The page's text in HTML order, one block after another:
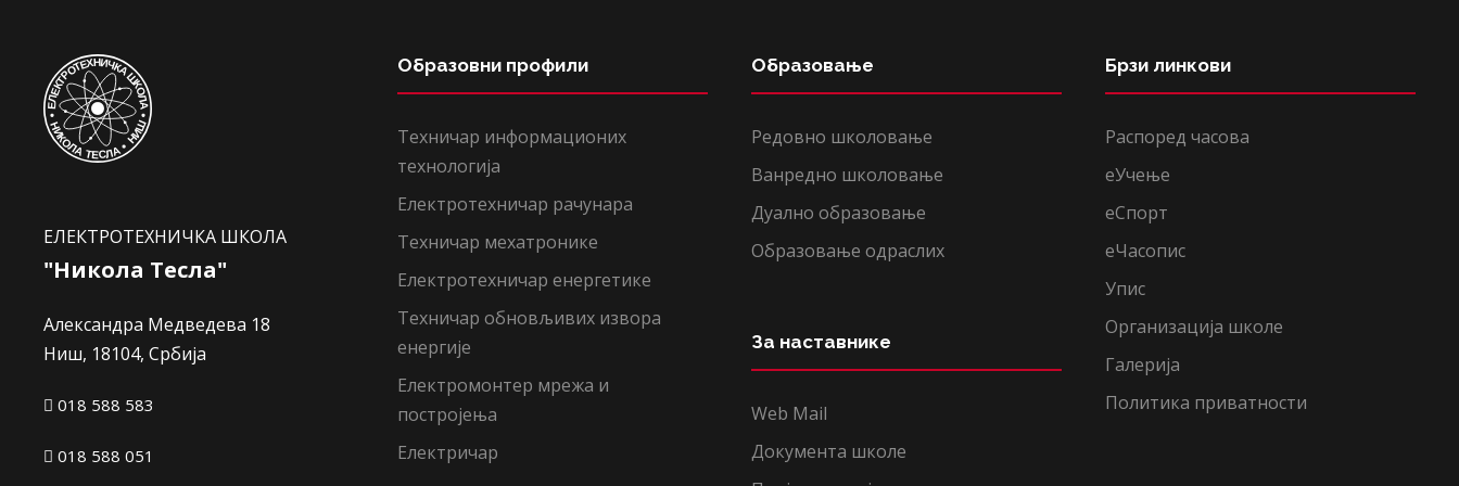
ЕЛЕКТРОТЕХНИЧКА ШКОЛА
"Никола Тесла"
Александра Медведева 18
Ниш, 18104, Србија
018 588 583
018 588 051
Образовни профили
Техничар информационих
технологија
Електротехничар рачунара
Техничар мехатронике
Електротехничар енергетике
Техничар обновљивих извора
енергије
Електромонтер мрежа и
постројења
Електричар
Образовање
Редовно школовање
Ванредно школовање
Дуално образовање
Образовање одраслих
За наставнике
Web Mail
Документа школе
Брзи линкови
Распоред часова
еУчење
еСпорт
еЧасопис
Упис
Организација школе
Галерија
Политика приватности